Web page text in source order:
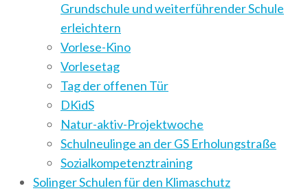
Grundschule und weiterführender Schule
erleichtern
Vorlese-Kino
Vorlesetag
Tag der offenen Tür
DKidS
Natur-aktiv-Projektwoche
Schulneulinge an der GS Erholungstraße
Sozialkompetenztraining
Solinger Schulen für den Klimaschutz